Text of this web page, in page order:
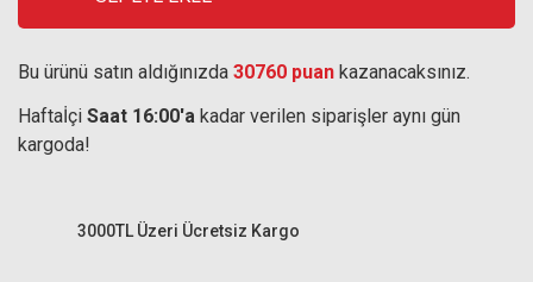
Bu ürünü satın aldığınızda 30760 puan kazanacaksınız.
Haftaİçi Saat 16:00'a kadar verilen siparişler aynı gün
kargoda!
3000TL Üzeri Ücretsiz Kargo